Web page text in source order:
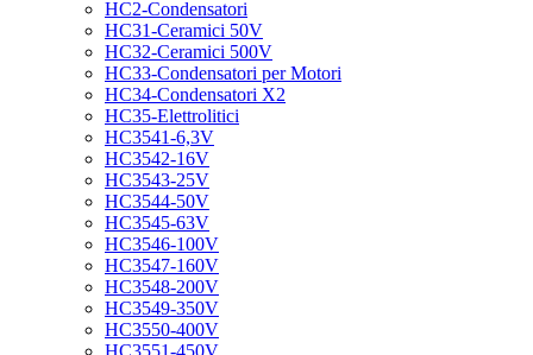
HC2-Condensatori
HC31-Ceramici 50V
HC32-Ceramici 500V
HC33-Condensatori per Motori
HC34-Condensatori X2
HC35-Elettrolitici
HC3541-6,3V
HC3542-16V
HC3543-25V
HC3544-50V
HC3545-63V
HC3546-100V
HC3547-160V
HC3548-200V
HC3549-350V
HC3550-400V
HC3551-450V